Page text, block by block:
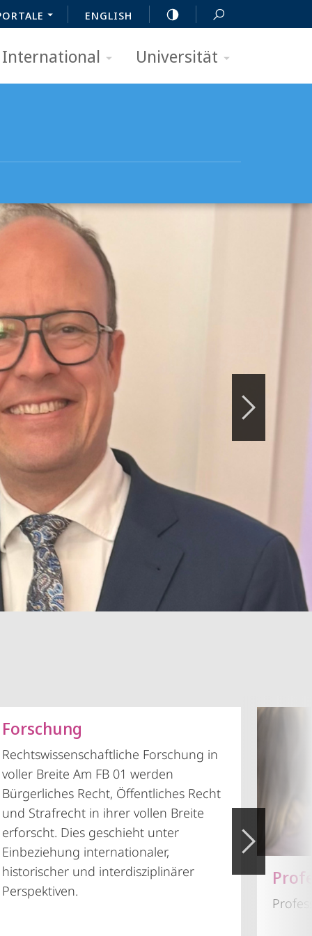
ENGLISH
International Universität
Forschung
Rechtswissenschaftliche Forschung in
voller Breite Am FB 01 werden
Bürgerliches Recht, Öffentliches Recht
und Strafrecht in ihrer vollen Breite
erforscht. Dies geschieht unter
Einbeziehung internationaler,
historischer und interdisziplinärer
Perspektiven.